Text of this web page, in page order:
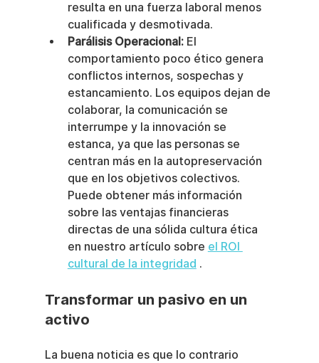
resulta en una fuerza laboral menos
cualificada y desmotivada.
Parálisis Operacional: El
comportamiento poco ético genera
conflictos internos, sospechas y
estancamiento. Los equipos dejan de
colaborar, la comunicación se
interrumpe y la innovación se
estanca, ya que las personas se
centran más en la autopreservación
que en los objetivos colectivos.
Puede obtener más información
sobre las ventajas financieras
directas de una sólida cultura ética
en nuestro artículo sobre el ROI
cultural de la integridad .
Transformar un pasivo en un
activo
La buena noticia es que lo contrario